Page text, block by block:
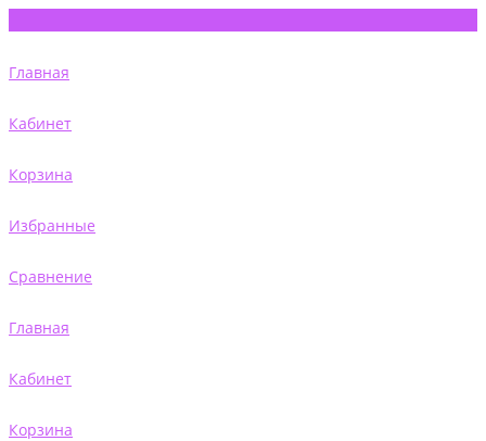
Главная
Кабинет
Корзина
Избранные
Сравнение
Главная
Кабинет
Корзина